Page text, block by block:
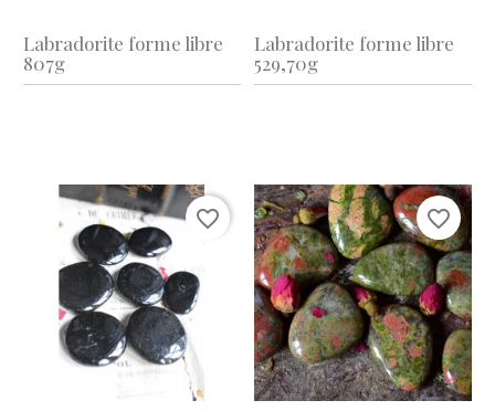
Labradorite forme libre
807g
Labradorite forme libre
529,70g
favorite_border favorite_border